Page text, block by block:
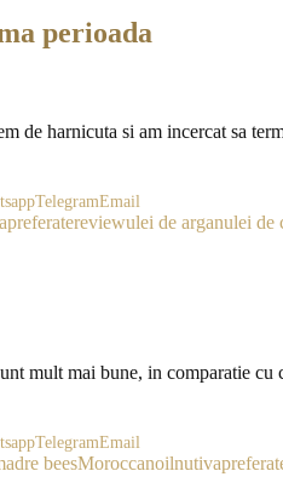
perioada
de harnicuta si am incercat sa
TelegramEmail
preferatereviewulei de arganulei de
mult mai bune, in comparatie
TelegramEmail
beesMoroccanoilnutiva